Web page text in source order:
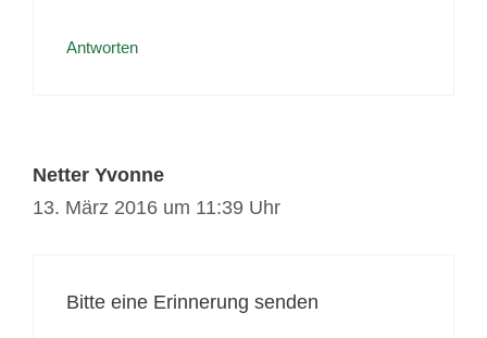
Antworten
Netter Yvonne
13. März 2016 um 11:39 Uhr
Bitte eine Erinnerung senden